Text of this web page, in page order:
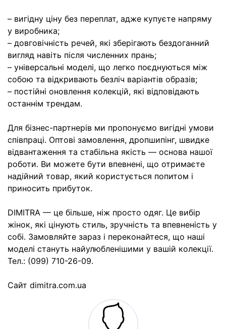
– вигідну ціну без переплат, адже купуєте напряму
у виробника;
– довговічність речей, які зберігають бездоганний
вигляд навіть після численних прань;
– універсальні моделі, що легко поєднуються між
собою та відкривають безліч варіантів образів;
– постійні оновлення колекцій, які відповідають
останнім трендам.
Для бізнес-партнерів ми пропонуємо вигідні умови
співпраці. Оптові замовлення, дpoпшипінг, швидке
відвантаження та стабільна якість — основа нашої
роботи. Ви можете бути впевнені, що отримаєте
надійний товар, який користується попитом і
приносить прибуток.
DIMITRA — це більше, ніж просто одяг. Це вибір
жінок, які цінують стиль, зручність та впевненість у
собі. Замовляйте зараз і переконайтеся, що наші
моделі стануть найулюбленішими у вашій колекції.
Тел.: (099) 710-26-09.
Cайт dimitra.com.ua